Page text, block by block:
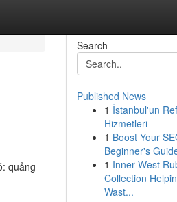
quảng
Search
Published News
1 İstanbul'un
Hizmetleri
1 Boost Your
Beginner's
1 Inner West
Collection
Wast...